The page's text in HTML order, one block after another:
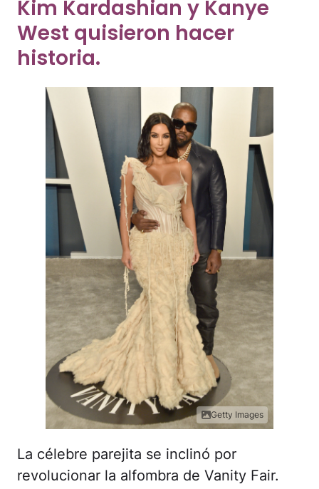
Getty Images
La célebre parejita se inclinó por
revolucionar la alfombra de Vanity Fair.
negro Dunhill y botas crema. Mientras
que la estrella de telerrealidad desfiló un